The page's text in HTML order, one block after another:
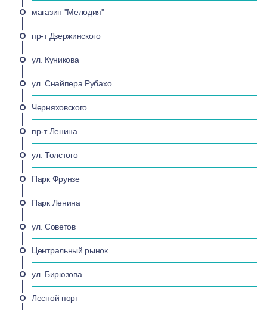
магазин "Мелодия"
пр-т Дзержинского
ул. Куникова
ул. Снайпера Рубахо
Черняховского
пр-т Ленина
ул. Толстого
Парк Фрунзе
Парк Ленина
ул. Советов
Центральный рынок
ул. Бирюзова
Лесной порт